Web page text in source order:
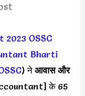
2023 OSSC
Bharti
) नेआवास और
के 65